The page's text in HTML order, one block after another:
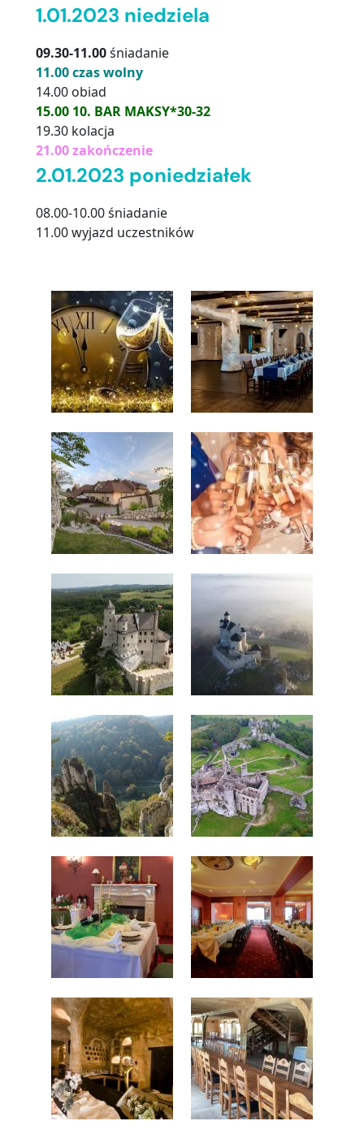
1.01.2023 niedziela
09.30-11.00śniadanie
11.00 czas wolny
14.00 obiad
15.00 10. BAR MAKSY*30-32
19.30 kolacja
21.00 zakończenie
2.01.2023 poniedziałek
08.00-10.00 śniadanie
11.00 wyjazd uczestników